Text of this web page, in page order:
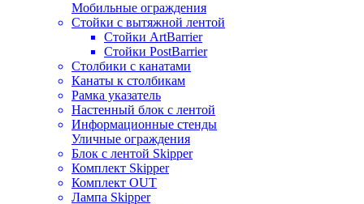
Мобильные ограждения
Стойки с вытяжной лентой
Стойки ArtBarrier
Стойки PostBarrier
Столбики с канатами
Канаты к столбикам
Рамка указатель
Настенный блок с лентой
Информационные стенды
Уличные ограждения
Блок с лентой Skipper
Комплект Skipper
Комплект OUT
Лампа Skipper